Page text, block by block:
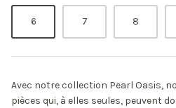
6 7 8
Avec notre collection Pearl Oasis,
pièces qui, à elles seules, peuvent